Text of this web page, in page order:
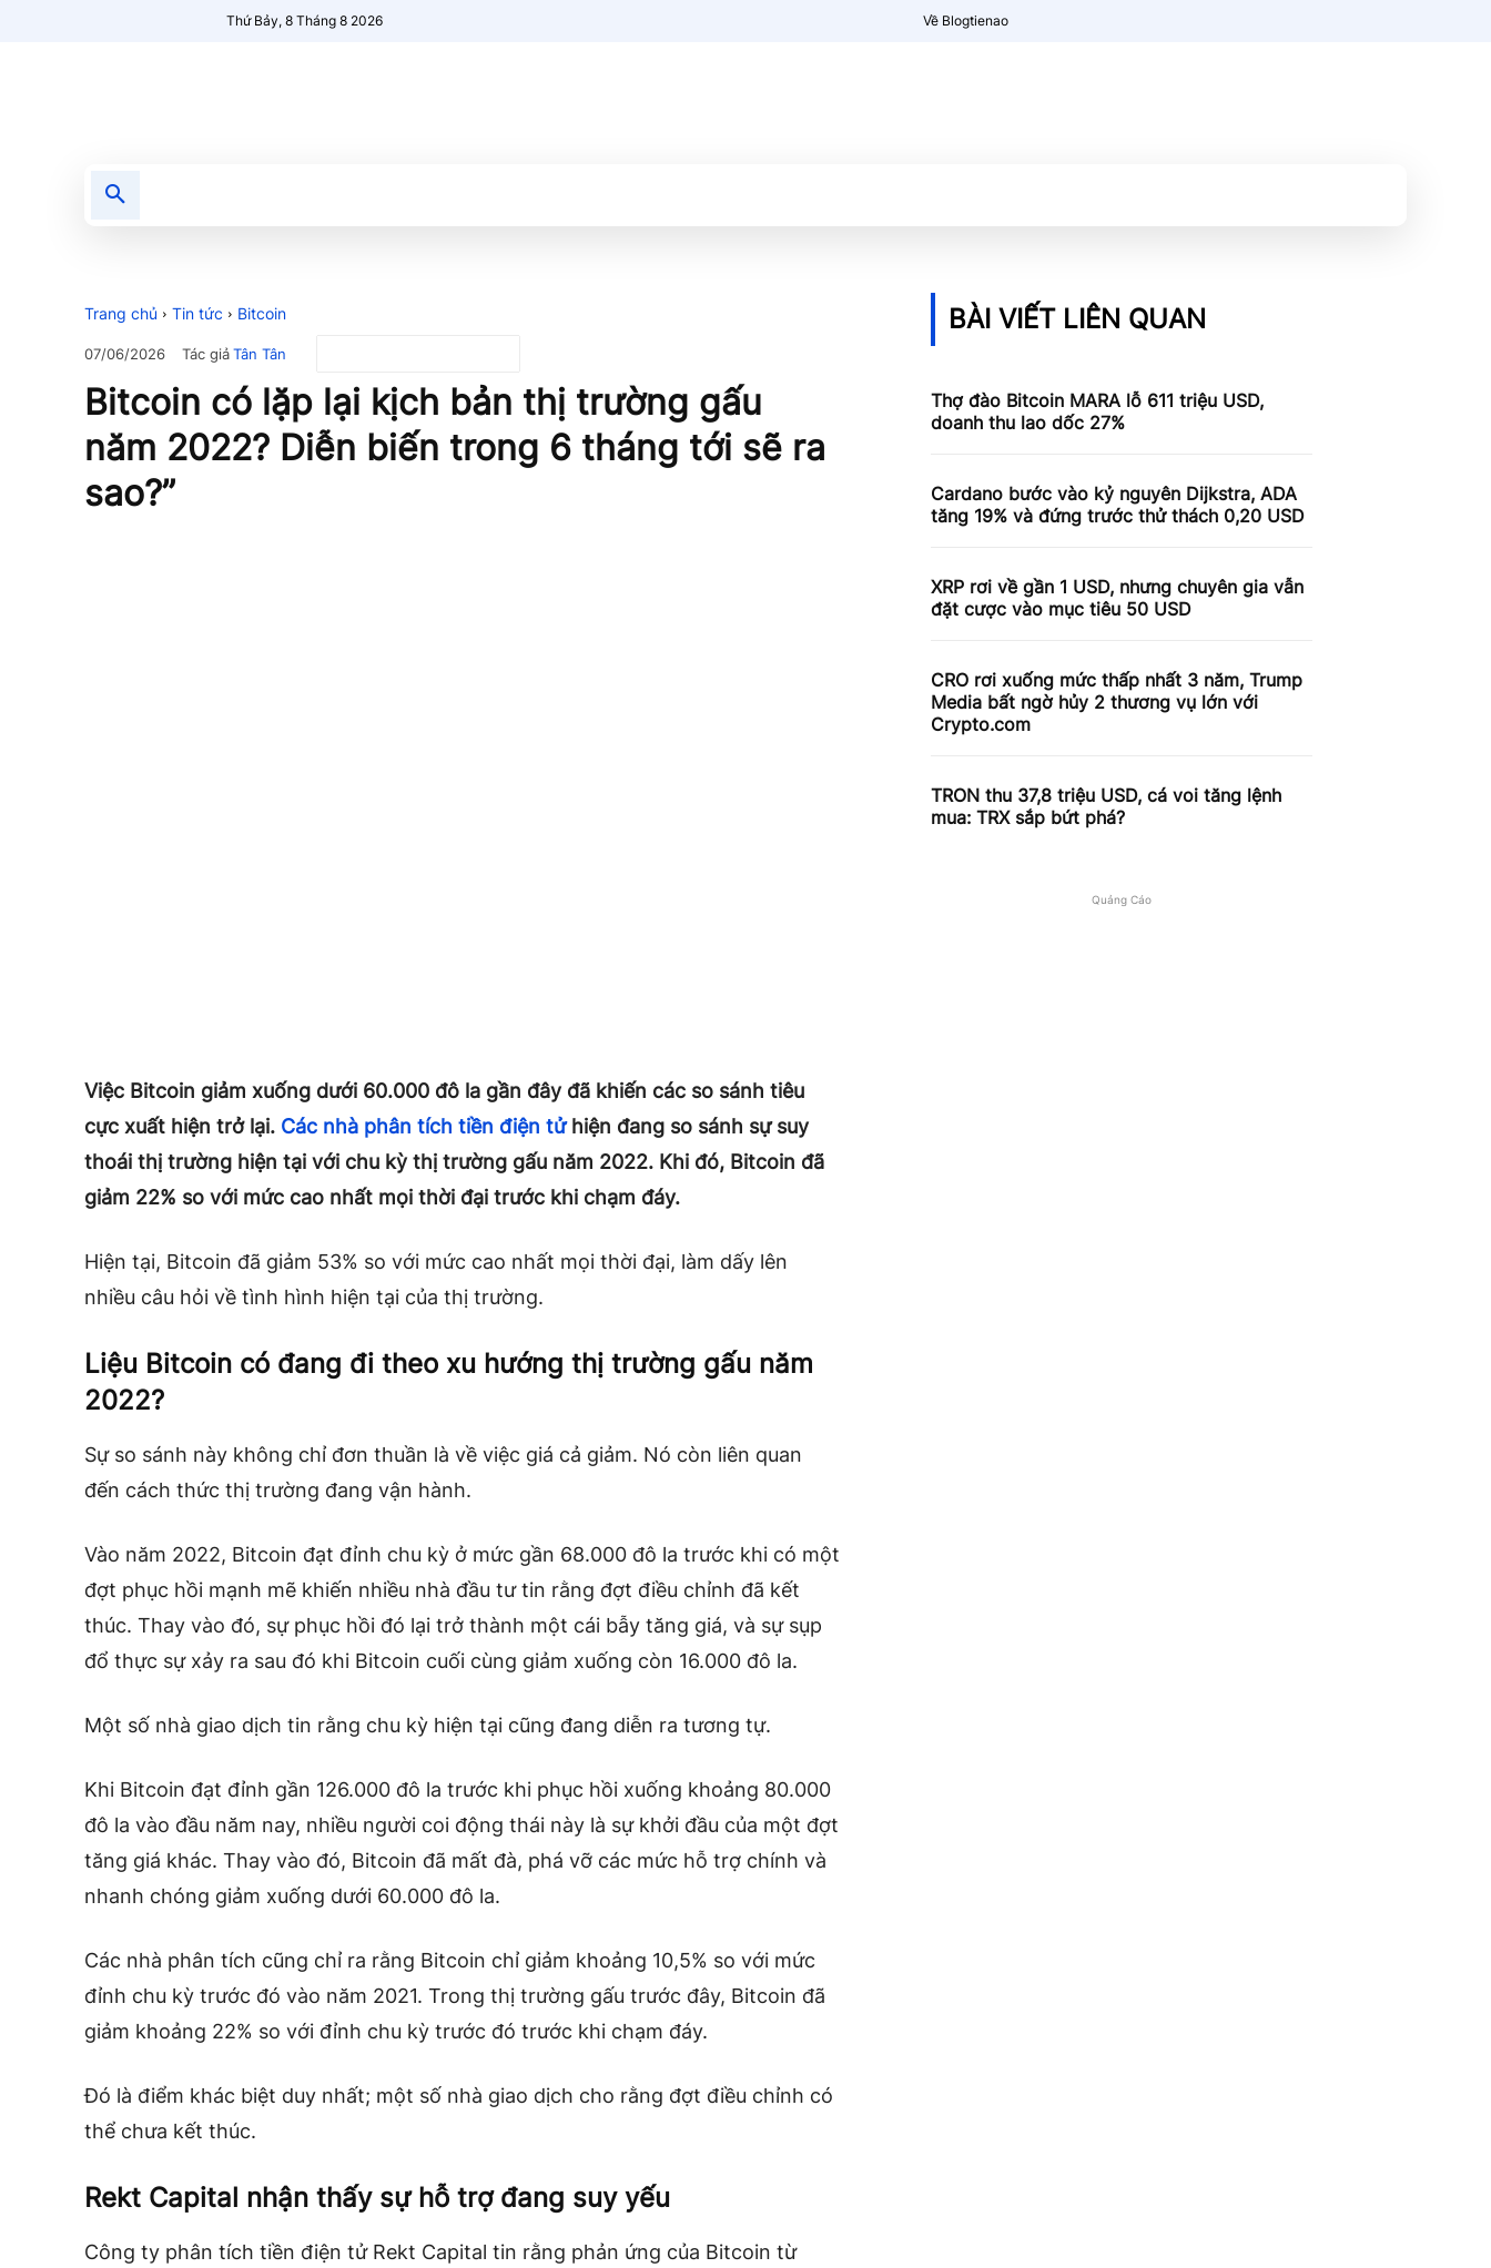
Thứ Bảy, 8 Tháng 8 2026 Về Blogtienao
Trang chủ Tin tức Bitcoin
07/06/2026 Tác giảTân Tân
Bitcoin có lặp lại kịch bản thị trường gấu
năm 2022? Diễn biến trong 6 tháng tới sẽ ra
sao?”
Việc Bitcoin giảm xuống dưới 60.000 đô la gần đây đã khiến các so sánh tiêu
cực xuất hiện trở lại. Các nhà phân tích tiền điện tửhiện đang so sánh sự suy
thoái thị trường hiện tại với chu kỳ thị trường gấu năm 2022. Khi đó, Bitcoin đã
giảm 22% so với mức cao nhất mọi thời đại trước khi chạm đáy.
Hiện tại, Bitcoin đã giảm 53% so với mức cao nhất mọi thời đại, làm dấy lên
nhiều câu hỏi về tình hình hiện tại của thị trường.
Liệu Bitcoin có đang đi theo xu hướng thị trường gấu năm
2022?
Sự so sánh này không chỉ đơn thuần là về việc giá cả giảm. Nó còn liên quan
đến cách thức thị trường đang vận hành.
Vào năm 2022, Bitcoin đạt đỉnh chu kỳ ở mức gần 68.000 đô la trước khi có một
đợt phục hồi mạnh mẽ khiến nhiều nhà đầu tư tin rằng đợt điều chỉnh đã kết
thúc. Thay vào đó, sự phục hồi đó lại trở thành một cái bẫy tăng giá, và sự sụp
đổ thực sự xảy ra sau đó khi Bitcoin cuối cùng giảm xuống còn 16.000 đô la.
Một số nhà giao dịch tin rằng chu kỳ hiện tại cũng đang diễn ra tương tự.
Khi Bitcoin đạt đỉnh gần 126.000 đô la trước khi phục hồi xuống khoảng 80.000
đô la vào đầu năm nay, nhiều người coi động thái này là sự khởi đầu của một đợt
tăng giá khác. Thay vào đó, Bitcoin đã mất đà, phá vỡ các mức hỗ trợ chính và
nhanh chóng giảm xuống dưới 60.000 đô la.
Các nhà phân tích cũng chỉ ra rằng Bitcoin chỉ giảm khoảng 10,5% so với mức
đỉnh chu kỳ trước đó vào năm 2021. Trong thị trường gấu trước đây, Bitcoin đã
giảm khoảng 22% so với đỉnh chu kỳ trước đó trước khi chạm đáy.
Đó là điểm khác biệt duy nhất; một số nhà giao dịch cho rằng đợt điều chỉnh có
thể chưa kết thúc.
Rekt Capital nhận thấy sự hỗ trợ đang suy yếu
Công ty phân tích tiền điện tử Rekt Capital tin rằng phản ứng của Bitcoin từ
BÀI VIẾT LIÊN QUAN
Thợ đào Bitcoin MARA lỗ 611 triệu USD,
doanh thu lao dốc 27%
Cardano bước vào kỷ nguyên Dijkstra, ADA
tăng 19% và đứng trước thử thách 0,20 USD
XRP rơi về gần 1 USD, nhưng chuyên gia vẫn
đặt cược vào mục tiêu 50 USD
CRO rơi xuống mức thấp nhất 3 năm, Trump
Media bất ngờ hủy 2 thương vụ lớn với
Crypto.com
TRON thu 37,8 triệu USD, cá voi tăng lệnh
mua: TRX sắp bứt phá?
Quảng Cáo